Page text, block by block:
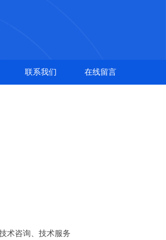
联系我们 在线留言
术咨询、技术服务